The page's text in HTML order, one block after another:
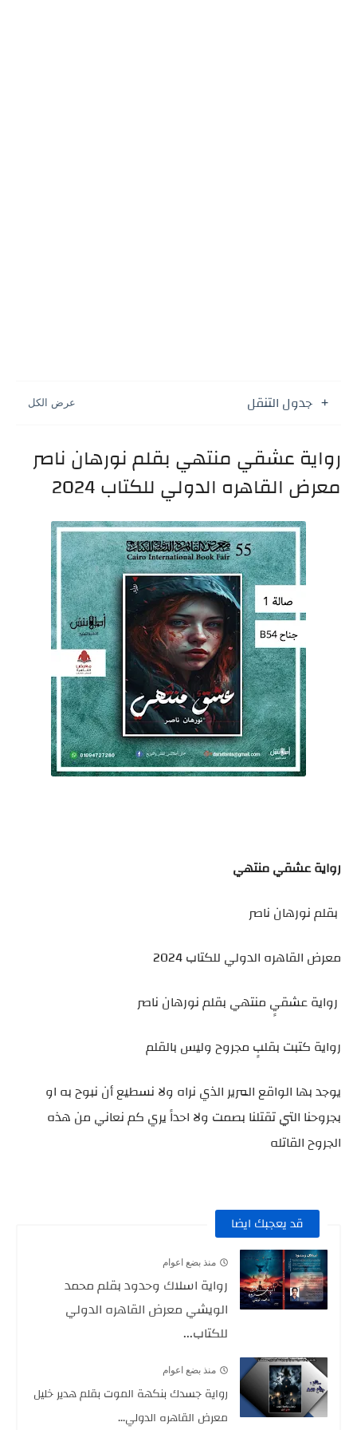
جدول التنقل
رواية عشقي منتهي بقلم نورهان ناصر
معرض القاهره الدولي للكتاب 2024
رواية عشقي منتهي
بقلم نورهان ناصر
معرض القاهره الدولي للكتاب 2024
رواية عشقيٍ منتهي بقلم نورهان ناصر
رواية كتبت بقلبٍ مجروح وليس بالقلم
يوجد بها الواقع المرير الذي نراه ولا نسطيع أن نبوح به او
بجروحنا التي تقتلنا بصمت ولا احداً يري كم نعاني من هذه
الجروح القاتله
قد يعجبك ايضا
منذ بضع اعوام
رواية اسلاك وحدود بقلم محمد
الويشي معرض القاهره الدولي
للكتاب...
منذ بضع اعوام
رواية جسدك بنكهة الموت بقلم هدير خليل
معرض القاهره الدولي...